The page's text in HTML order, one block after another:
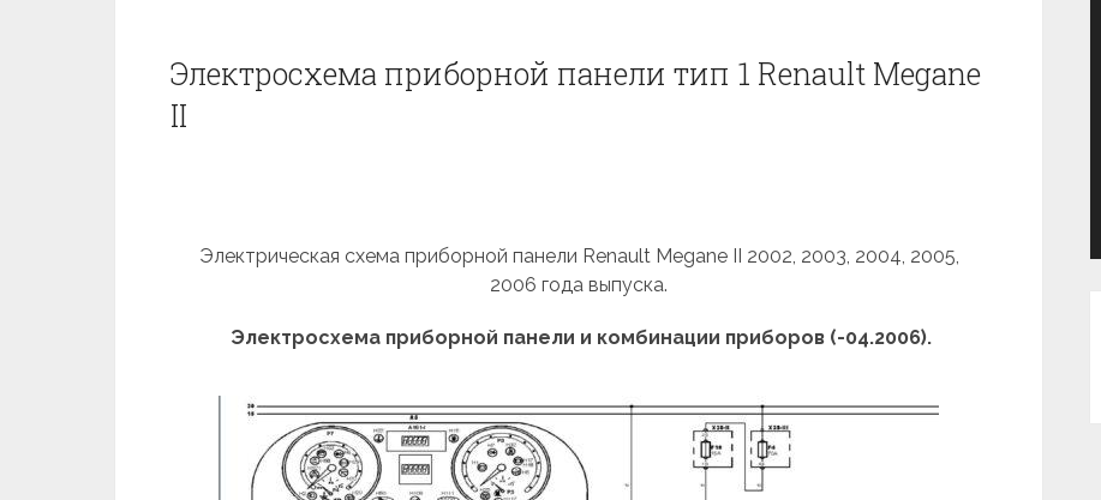
Электросхема приборной панели тип 1 Renault Megane
II
Электрическая схема приборной панели Renault Megane II 2002, 2003, 2004, 2005,
2006 года выпуска.
Электросхема приборной панели и комбинации приборов (-04.2006).